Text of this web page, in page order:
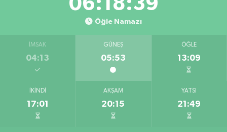
Öğle Namazı
İMSAK
04:13
GÜNEŞ
05:53
ÖĞLE
13:09
İKINDI
17:01
AKŞAM
20:15
YATSI
21:49